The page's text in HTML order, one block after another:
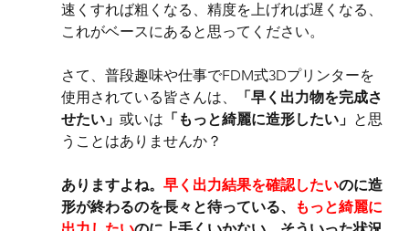
速くすれば粗くなる、精度を上げれば遅くなる、
これがベースにあると思ってください。
さて、普段趣味や仕事でFDM式3Dプリンターを
使用されている皆さんは、
「早く出力物を完成さ
せたい」 或いは 「もっと綺麗に造形したい」 と思
うことはありませんか？
ありますよね。 早く出力結果を確認したいのに造
形が終わるのを長々と待っている、
もっと綺麗に